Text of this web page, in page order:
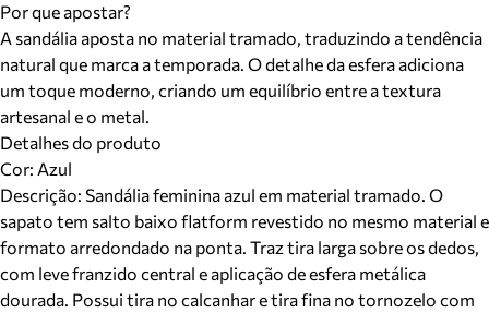
Por que apostar?
A sandália aposta no material tramado, traduzindo a tendência
natural que marca a temporada. O detalhe da esfera adiciona
um toque moderno, criando um equilíbrio entre a textura
artesanal e o metal.
Detalhes do produto
Cor: Azul
Descrição: Sandália feminina azul em material tramado. O
sapato tem salto baixo flatform revestido no mesmo material e
formato arredondado na ponta. Traz tira larga sobre os dedos,
com leve franzido central e aplicação de esfera metálica
dourada. Possui tira no calcanhar e tira fina no tornozelo com